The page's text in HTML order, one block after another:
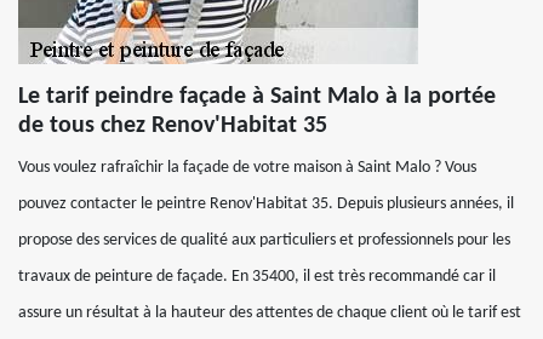
Le tarif peindre façade à Saint Malo à la portée
de tous chez Renov'Habitat 35
Vous voulez rafraîchir la façade de votre maison à Saint Malo ? Vous
pouvez contacter le peintre Renov'Habitat 35. Depuis plusieurs années, il
propose des services de qualité aux particuliers et professionnels pour les
travaux de peinture de façade. En 35400, il est très recommandé car il
assure un résultat à la hauteur des attentes de chaque client où le tarif est